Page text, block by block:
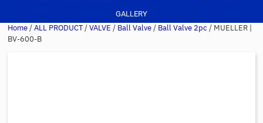
GALLERY
Home/ALL PRODUCT/VALVE/Ball Valve/Ball Valve 2pc/ MUELLER |
BV-600-B